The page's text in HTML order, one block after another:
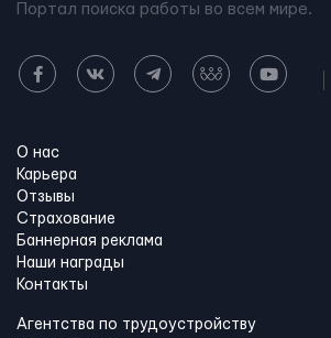
Портал поиска работы во всем мире.
О нас
Карьера
Отзывы
Страхование
Баннерная реклама
Наши награды
Контакты
Агентства по трудоустройству